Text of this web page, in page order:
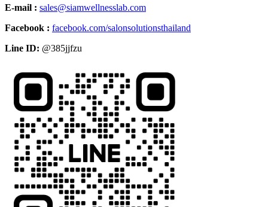
E-mail : sales@siamwellnesslab.com
Facebook : facebook.com/salonsolutionsthailand
Line ID: @385jjfzu